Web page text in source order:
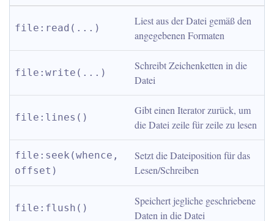
file:read(...)
Liest aus der Datei gemäß den
angegebenen Formaten
file:write(...)
Schreibt Zeichenketten in die
Datei
file:lines()
Gibt einen Iterator zurück, um
die Datei zeile für zeile zu lesen
file:seek(whence,
offset)
Setzt die Dateiposition für das
Lesen/Schreiben
file:flush()
Speichert jegliche geschriebene
Daten in die Datei